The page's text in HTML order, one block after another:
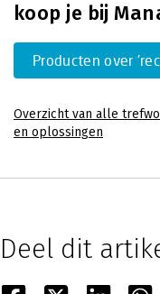
koop je bij
Producten over
Overzicht van alle
en oplossingen
Deel dit